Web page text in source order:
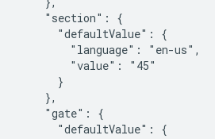
    "section": {
      "defaultValue": {
        "language": "en-us",
        "value": "45"
      }
    },
    "gate": {
      "defaultValue": {